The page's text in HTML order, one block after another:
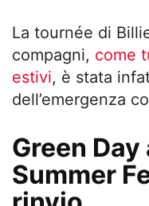
La tournée di
compagni, come
estivi, è stata
dell’emergenza
Green
Summer